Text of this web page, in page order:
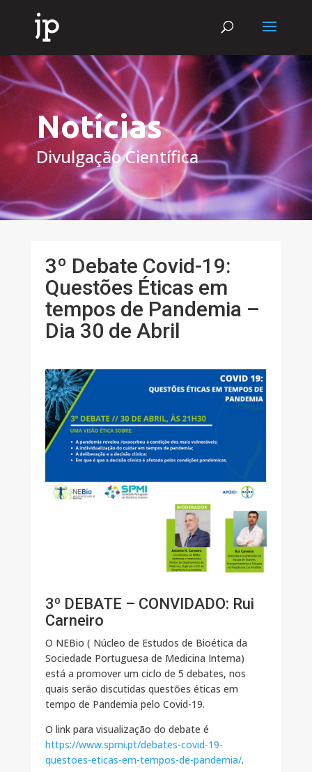
Notícias
Divulgação Científica
3º Debate Covid-19:
Questões Éticas em
tempos de Pandemia –
Dia 30 de Abril
3º DEBATE – CONVIDADO: Rui
Carneiro
O NEBio ( Núcleo de Estudos de Bioética da
Sociedade Portuguesa de Medicina Interna)
está a promover um ciclo de 5 debates, nos
quais serão discutidas questões éticas em
tempo de Pandemia pelo Covid-19.
O link para visualização do debate é
https://www.spmi.pt/debates-covid-19-
questoes-eticas-em-tempos-de-pandemia/.